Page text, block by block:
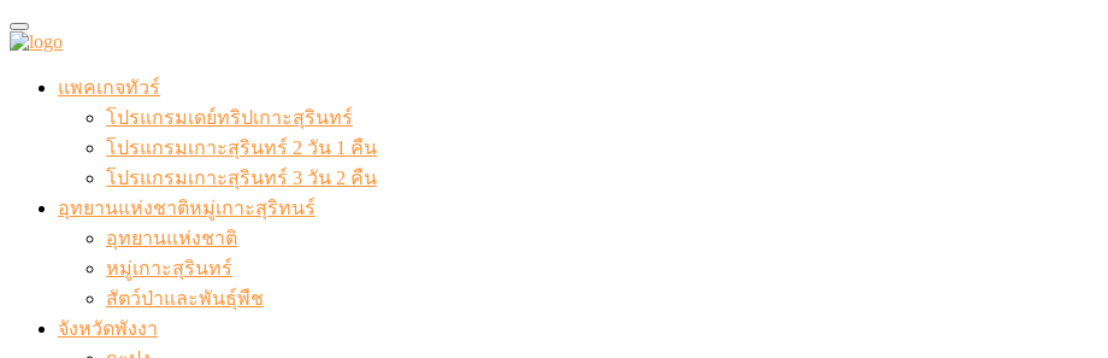
แพคเกจทัวร์
โปรแกรมเดย์ทริปเกาะสุรินทร์
โปรแกรมเกาะสุรินทร์ 2 วัน 1 คืน
โปรแกรมเกาะสุรินทร์ 3 วัน 2 คืน
อุทยานแห่งชาติหมู่เกาะสุริทนร์
อุทยานแห่งชาติ
หมู่เกาะสุรินทร์
สัตว์ป่าและพันธุ์พืช
จังหวัดพังงา